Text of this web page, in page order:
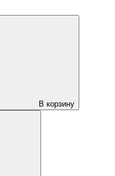
В корзину